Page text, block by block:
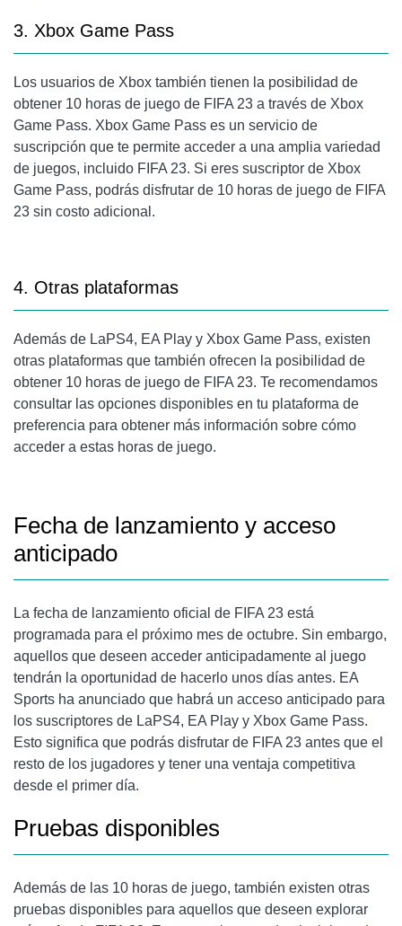
3. Xbox Game Pass
Los usuarios de Xbox también tienen la posibilidad de
obtener 10 horas de juego de FIFA 23 a través de Xbox
Game Pass. Xbox Game Pass es un servicio de
suscripción que te permite acceder a una amplia variedad
de juegos, incluido FIFA 23. Si eres suscriptor de Xbox
Game Pass, podrás disfrutar de 10 horas de juego de FIFA
23 sin costo adicional.
4. Otras plataformas
Además de LaPS4, EA Play y Xbox Game Pass, existen
otras plataformas que también ofrecen la posibilidad de
obtener 10 horas de juego de FIFA 23. Te recomendamos
consultar las opciones disponibles en tu plataforma de
preferencia para obtener más información sobre cómo
acceder a estas horas de juego.
Fecha de lanzamiento y acceso
anticipado
La fecha de lanzamiento oficial de FIFA 23 está
programada para el próximo mes de octubre. Sin embargo,
aquellos que deseen acceder anticipadamente al juego
tendrán la oportunidad de hacerlo unos días antes. EA
Sports ha anunciado que habrá un acceso anticipado para
los suscriptores de LaPS4, EA Play y Xbox Game Pass.
Esto significa que podrás disfrutar de FIFA 23 antes que el
resto de los jugadores y tener una ventaja competitiva
desde el primer día.
Pruebas disponibles
Además de las 10 horas de juego, también existen otras
pruebas disponibles para aquellos que deseen explorar